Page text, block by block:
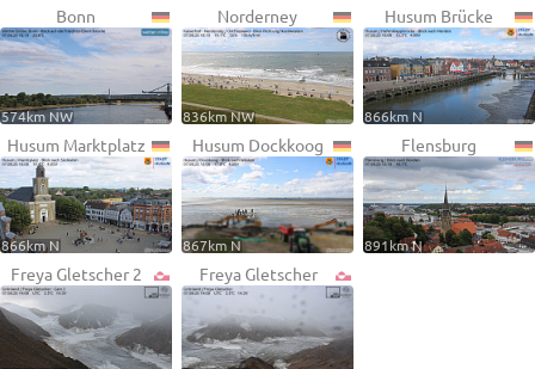
Bonn
574km NW
Norderney
836km NW
Husum Brücke
866km N
Husum Marktplatz
866km N
Husum Dockkoog
867km N
Flensburg
891km N
Freya Gletscher 2 Freya Gletscher